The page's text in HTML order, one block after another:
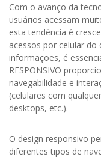
Com o avanço da
usuários acessam
esta tendência é
acessos por celular do
informações, é
RESPONSIVO
navegabilidade e
(celulares com
desktops, etc.).
O design responsivo
diferentes tipos de